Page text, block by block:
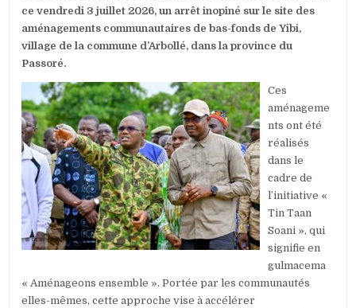
ce vendredi 3 juillet 2026, un arrêt inopiné sur le site des
aménagements communautaires de bas-fonds de Yibi,
village de la commune d’Arbollé, dans la province du
Passoré.
Ces
aménageme
nts ont été
réalisés
dans le
cadre de
l’initiative «
Tin Taan
Soani », qui
signifie en
gulmacema
« Aménageons ensemble ». Portée par les communautés
elles-mêmes, cette approche vise à accélérer